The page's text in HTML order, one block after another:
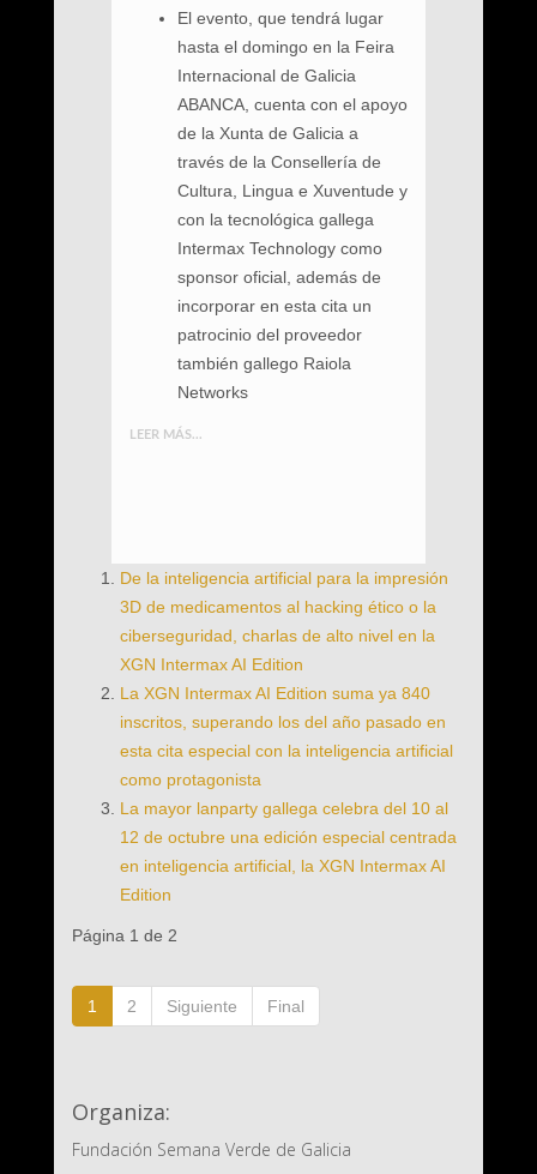
El evento, que tendrá lugar
hasta el domingo en la Feira
Internacional de Galicia
ABANCA, cuenta con el apoyo
de la Xunta de Galicia a
través de la Consellería de
Cultura, Lingua e Xuventude y
con la tecnológica gallega
Intermax Technology como
sponsor oficial, además de
incorporar en esta cita un
patrocinio del proveedor
también gallego Raiola
Networks
LEER MÁS...
De la inteligencia artificial para la impresión
3D de medicamentos al hacking ético o la
ciberseguridad, charlas de alto nivel en la
XGN Intermax AI Edition
La XGN Intermax AI Edition suma ya 840
inscritos, superando los del año pasado en
esta cita especial con la inteligencia artificial
como protagonista
La mayor lanparty gallega celebra del 10 al
12 de octubre una edición especial centrada
en inteligencia artificial, la XGN Intermax AI
Edition
Página 1 de 2
1 2 Siguiente Final
Organiza:
Fundación Semana Verde de Galicia